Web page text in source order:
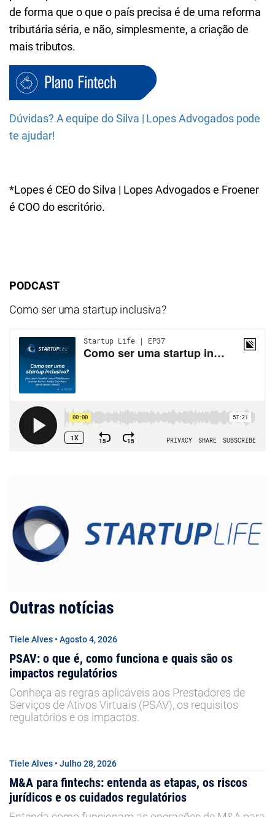
de forma que o que o país precisa é de uma reforma
tributária séria, e não, simplesmente, a criação de
mais tributos.
Dúvidas? A equipe do Silva | Lopes Advogados pode
te ajudar!
*Lopes é CEO do Silva | Lopes Advogados e Froener
é COO do escritório.
PODCAST
Como ser uma startup inclusiva?
Outras notícias
Tiele Alves • Agosto 4, 2026
PSAV: o que é, como funciona e quais são os
impactos regulatórios
Conheça as regras aplicáveis aos Prestadores de
Serviços de Ativos Virtuais (PSAV), os requisitos
regulatórios e os impactos.
Tiele Alves • Julho 28, 2026
M&A para fintechs: entenda as etapas, os riscos
jurídicos e os cuidados regulatórios